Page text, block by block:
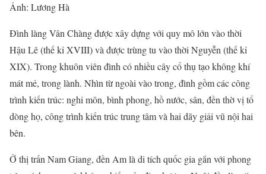
Ảnh: Lương Hà
Đình làng Vân Chàng được xây dựng với quy mô lớn vào thời
Hậu Lê (thế kỉ XVIII) và được trùng tu vào thời Nguyễn (thế kỉ
XIX). Trong khuôn viên đình có nhiều cây cổ thụ tạo không khí
mát mẻ, trong lành. Nhìn từ ngoài vào trong, đình gồm các công
trình kiến trúc: nghi môn, bình phong, hồ nước, sân, đền thờ vị tổ
dòng họ, công trình kiến trúc trung tâm và hai dãy giải vũ nội hai
bên.
Ở thị trấn Nam Giang, đền Am là di tích quốc gia gắn với phong